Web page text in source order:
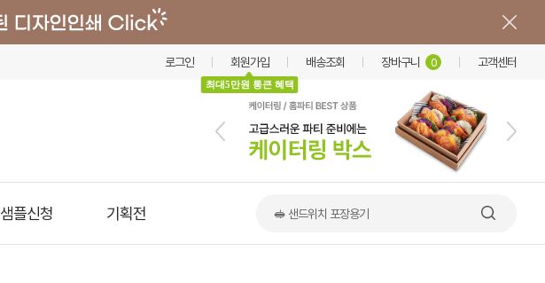
로그인 회원가입
최대5만원 통큰 혜택
배송조회 장바구니 0 고객센터
샘플신청 기획전 🥪 샌드위치 포장용기